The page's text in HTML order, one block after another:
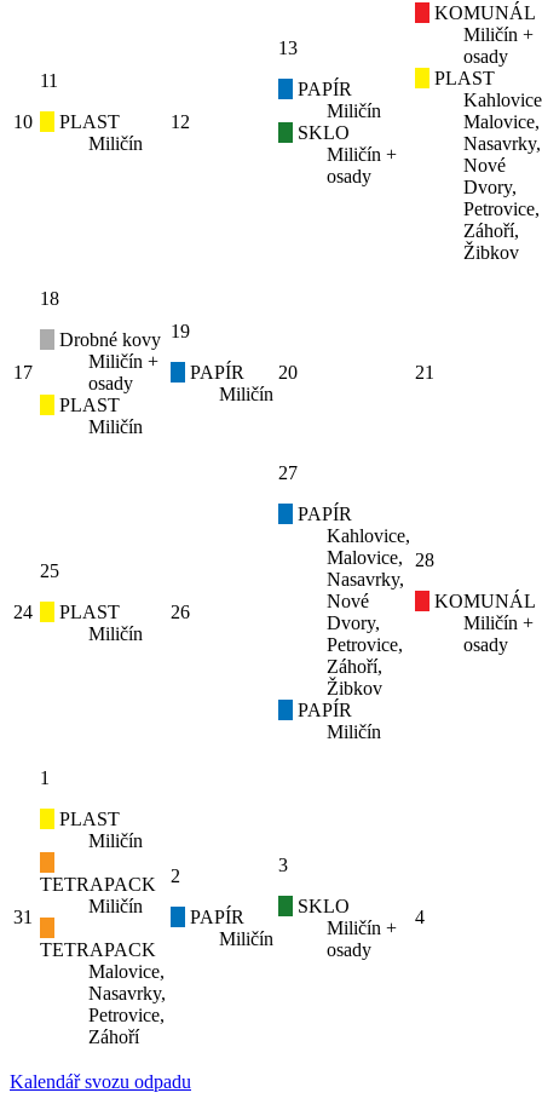
10
11
PLAST
Miličín
12
13
PAPÍR
Miličín
SKLO
Miličín +
osady
KOMUNÁL
Miličín +
osady
PLAST
Malovice,
Nasavrky,
Nové
Dvory,
Petrovice,
Záhoří,
Žibkov
17
18
Drobné kovy
Miličín +
osady
PLAST
Miličín
19
PAPÍR
Miličín
20 21
24
25
PLAST
Miličín
26
27
PAPÍR
Kahlovice,
Malovice,
Nasavrky,
Nové
Dvory,
Petrovice,
Záhoří,
Žibkov
PAPÍR
Miličín
28
KOMUNÁL
Miličín +
osady
31
1
PLAST
Miličín
TETRAPACK
Miličín
TETRAPACK
Malovice,
Nasavrky,
Petrovice,
Záhoří
2
PAPÍR
Miličín
3
SKLO
Miličín +
osady
4
Kalendář svozu odpadu